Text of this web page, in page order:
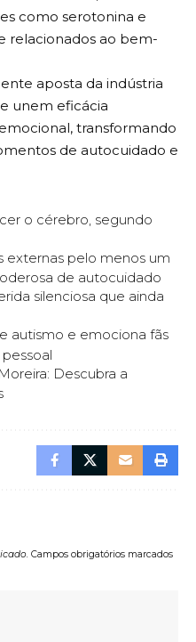
como serotonina e
relacionados ao bem-
aposta da indústria
unem eficácia
transformando
de autocuidado e
o cérebro, segundo
externas pelo menos um
de autocuidado
silenciosa que ainda
autismo e emociona fãs
Descubra a
Campos obrigatórios marcados